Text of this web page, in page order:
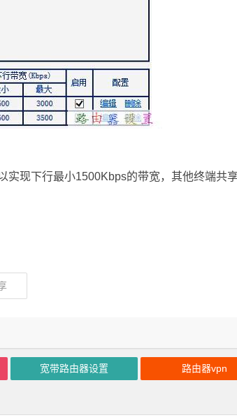
实现下行最小1500Kbps的带宽，其他终端共
宽带路由器设置 路由器vpn